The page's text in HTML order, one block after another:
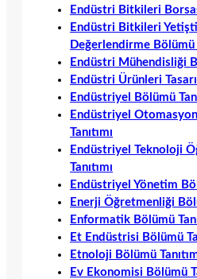
Endüstri Bitkileri
Endüstri Bitkileri
Değerlendirme Bölümü
Endüstri Mühendisliği
Endüstri Ürünleri
Endüstriyel Bölümü
Endüstriyel
Tanıtımı
Endüstriyel Teknoloji
Tanıtımı
Endüstriyel Yönetim
Enerji Öğretmenliği
Enformatik Bölümü
Et Endüstrisi Bölümü
Etnoloji Bölümü
Ev Ekonomisi Bölümü